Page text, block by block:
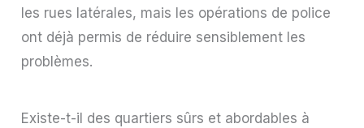
les rues latérales, mais les opérations de police
ont déjà permis de réduire sensiblement les
problèmes.
Existe-t-il des quartiers sûrs et abordables à